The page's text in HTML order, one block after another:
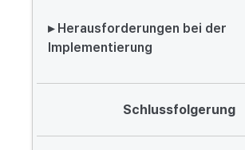
▸ Herausforderungen bei der
Implementierung
Schlussfolgerung